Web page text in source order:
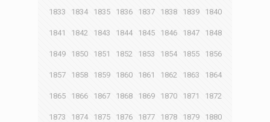
1833 1834 1835 1836 1837 1838 1839 1840
1841 1842 1843 1844 1845 1846 1847 1848
1849 1850 1851 1852 1853 1854 1855 1856
1857 1858 1859 1860 1861 1862 1863 1864
1865 1866 1867 1868 1869 1870 1871 1872
1873 1874 1875 1876 1877 1878 1879 1880